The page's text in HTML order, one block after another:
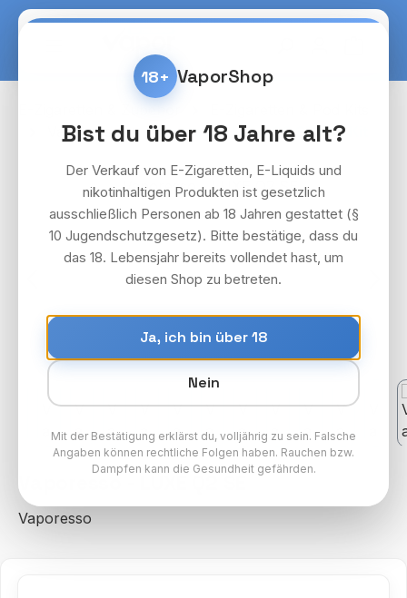
Zum Hauptinhalt springen
Vaporesso
Vaporesso Luxe Q2 SE Pod Kit
Bildergalerie überspringen
Vaporesso - LUXE Q2 SE
Vaporesso
18+ VaporShop
Bist du über 18 Jahre alt?
Der Verkauf von E-Zigaretten, E-Liquids und
nikotinhaltigen Produkten ist gesetzlich
ausschließlich Personen ab 18 Jahren gestattet (§
10 Jugendschutzgesetz). Bitte bestätige, dass du
das 18. Lebensjahr bereits vollendet hast, um
diesen Shop zu betreten.
Ja, ich bin über 18
Nein
Mit der Bestätigung erklärst du, volljährig zu sein. Falsche
Angaben können rechtliche Folgen haben. Rauchen bzw.
Dampfen kann die Gesundheit gefährden.